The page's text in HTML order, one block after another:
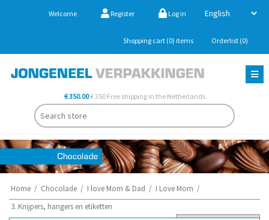
Welcome Register Log in
Shopping cart (0) items Orderlist (0)
€ 350.00€ 350 Free shipping in the Netherlands
Home / Chocolade / I love Mom & Dad / I Love Mom /
3. Knijpers, hangers en etiketten